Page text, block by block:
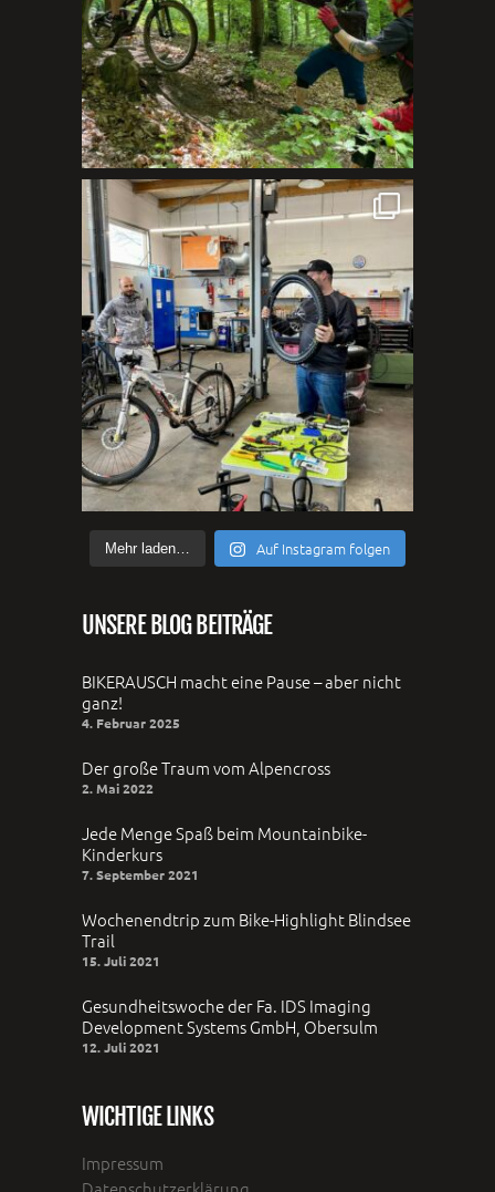
Mehr laden… Auf Instagram folgen
UNSERE BLOG BEITRÄGE
BIKERAUSCH macht eine Pause – aber nicht
ganz!
4. Februar 2025
Der große Traum vom Alpencross
2. Mai 2022
Jede Menge Spaß beim Mountainbike-
Kinderkurs
7. September 2021
Wochenendtrip zum Bike-Highlight Blindsee
Trail
15. Juli 2021
Gesundheitswoche der Fa. IDS Imaging
Development Systems GmbH, Obersulm
12. Juli 2021
WICHTIGE LINKS
Impressum